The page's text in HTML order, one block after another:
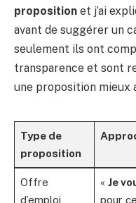
proposition et j’ai
avant de suggérer un
seulement ils ont
transparence et sont
une proposition mieux
Type de
proposition
Offre
d’emploi
« Je
pour